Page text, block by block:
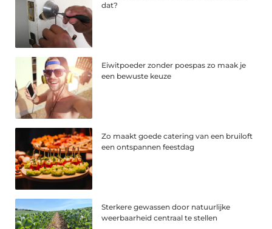
dat?
Eiwitpoeder zonder poespas zo maak je
een bewuste keuze
Zo maakt goede catering van een bruiloft
een ontspannen feestdag
Sterkere gewassen door natuurlijke
weerbaarheid centraal te stellen